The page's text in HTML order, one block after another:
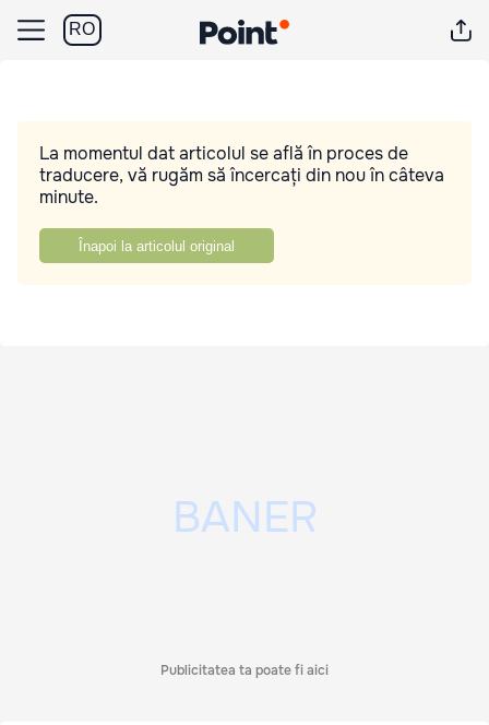
RO
La momentul dat articolul se află în proces de
traducere, vă rugăm să încercați din nou în câteva
minute.
Înapoi la articolul original
Publicitatea ta poate fi aici